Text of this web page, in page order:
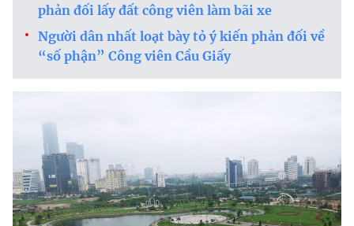
phản đối lấy đất công viên làm bãi xe
Người dân nhất loạt bày tỏ ý kiến phản đối về
“số phận” Công viên Cầu Giấy